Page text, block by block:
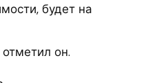
будет на
он.